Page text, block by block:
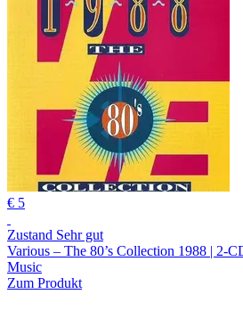
€ 5
Zustand Sehr gut
Various – The 80’s Collection 1988 | 2-
Music
Zum Produkt